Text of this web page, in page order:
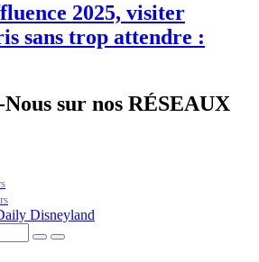
2025, visiter
sans trop attendre :
sur nos RÉSEAUX